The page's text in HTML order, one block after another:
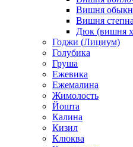
Вишня
Вишня
Дюк (вишня
Годжи (Лициум)
Голубика
Груша
Ежевика
Ежемалина
Жимолость
Йошта
Калина
Кизил
Клюква